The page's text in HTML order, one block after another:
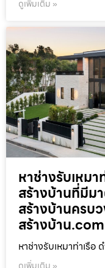
ดูเพิ่มเติม »
หาช่างรับเหมา
สร้างบ้านที่มีม
สร้างบ้านครบ
สร้างบ้าน.com
หาช่างรับเหมาท่าเรือ